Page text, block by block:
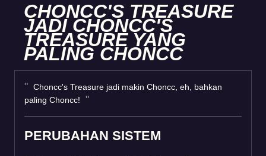
CHONCC'S TREASURE
JADI CHONCC'S
TREASURE YANG
PALING CHONCC
Choncc's Treasure jadi makin Choncc, eh, bahkan
paling Choncc!
PERUBAHAN SISTEM